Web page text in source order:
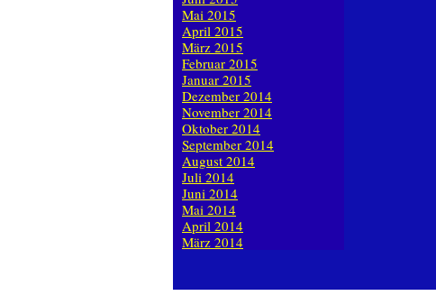
Mai 2015
April 2015
März 2015
Februar 2015
Januar 2015
Dezember 2014
November 2014
Oktober 2014
September 2014
August 2014
Juli 2014
Juni 2014
Mai 2014
April 2014
März 2014